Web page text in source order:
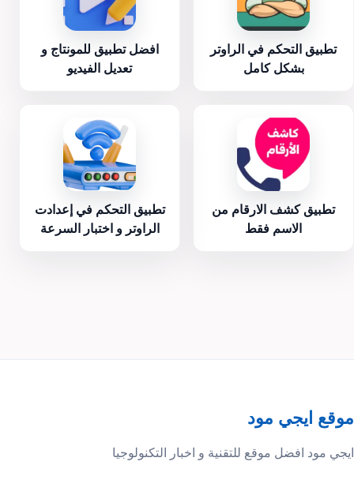
تطبيق التحكم في الراوتر
بشكل كامل
افضل تطبيق للمونتاج و
تعديل الفيديو
تطبيق كشف الارقام من
الاسم فقط
تطبيق التحكم في إعدادت
الراوتر و اختبار السرعة
موقع ايجي مود
ايجي مود افضل موقع للتقنية و اخبار التكنولوجيا